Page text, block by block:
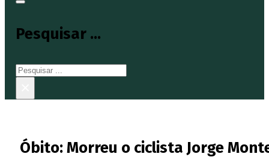
Pesquisar ...
Pesquisar
Óbito: Morreu o ciclista Jorge